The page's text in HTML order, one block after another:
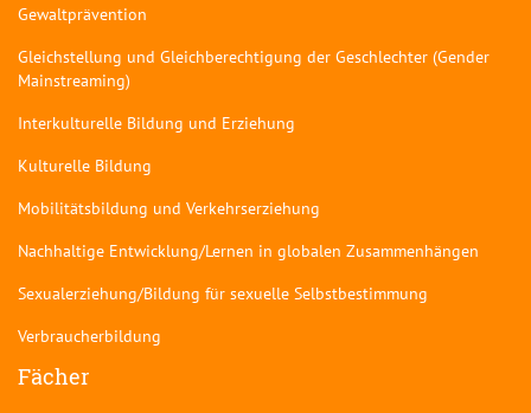
Gewaltprävention
Gleichstellung und Gleichberechtigung der Geschlechter (Gender
Mainstreaming)
Interkulturelle Bildung und Erziehung
Kulturelle Bildung
Mobilitätsbildung und Verkehrserziehung
Nachhaltige Entwicklung/Lernen in globalen Zusammenhängen
Sexualerziehung/Bildung für sexuelle Selbstbestimmung
Verbraucherbildung
Fächer